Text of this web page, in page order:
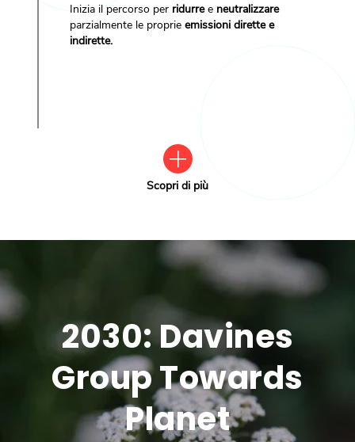
Inizia il percorso per ridurree neutralizzare
parzialmente le proprie emissioni dirette e
indirette.
Scopri di più
2030: Davines
Group Towards
Planet